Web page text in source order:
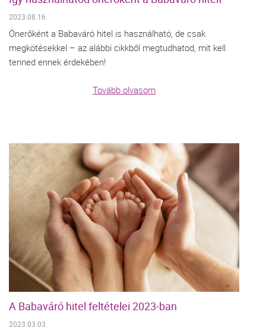
2023.08.16.
Önerőként a Babaváró hitel is használható, de csak
megkötésekkel – az alábbi cikkből megtudhatod, mit kell
tenned ennek érdekében!
Tovább olvasom
A Babaváró hitel feltételei 2023-ban
2023.03.03.